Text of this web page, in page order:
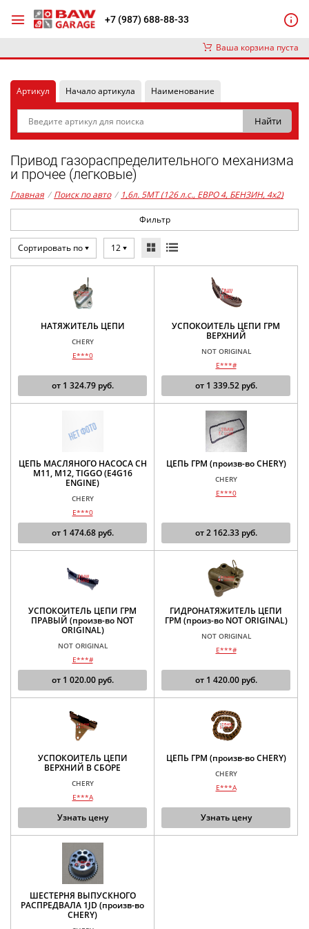
+7 (987) 688-88-33
Ваша корзина пуста
Артикул Начало артикула Наименование
Привод газораспределительного механизма
и прочее (легковые)
Главная / Поиск по авто / 1,6л. 5MT (126 л.с., ЕВРО 4, БЕНЗИН, 4x2)
Фильтр
Сортировать по 12
НАТЯЖИТЕЛЬ ЦЕПИ
CHERY
E***0
от 1 324.79руб.
УСПОКОИТЕЛЬ ЦЕПИ ГРМ
ВЕРХНИЙ
NOT ORIGINAL
E***#
от 1 339.52руб.
ЦЕПЬ МАСЛЯНОГО НАСОСА CH
M11, M12, TIGGO (E4G16
ENGINE)
CHERY
E***0
от 1 474.68руб.
ЦЕПЬ ГРМ (произв-во CHERY)
CHERY
E***0
от2 162.33руб.
УСПОКОИТЕЛЬ ЦЕПИ ГРМ
ПРАВЫЙ (произв-во NOT
ORIGINAL)
NOT ORIGINAL
E***#
от 1 020.00руб.
ГИДРОНАТЯЖИТЕЛЬ ЦЕПИ
ГРМ (произ-во NOT ORIGINAL)
NOT ORIGINAL
E***#
от 1 420.00руб.
УСПОКОИТЕЛЬ ЦЕПИ
ВЕРХНИЙ В СБОРЕ
CHERY
E***A
Узнать цену
ЦЕПЬ ГРМ (произв-во CHERY)
CHERY
E***A
Узнать цену
ШЕСТЕРНЯ ВЫПУСКНОГО
РАСПРЕДВАЛА 1JD (произв-во
CHERY)